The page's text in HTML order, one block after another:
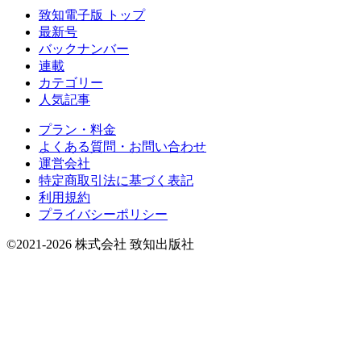
致知電子版 トップ
最新号
バックナンバー
連載
カテゴリー
人気記事
プラン・料金
よくある質問・お問い合わせ
運営会社
特定商取引法に基づく表記
利用規約
プライバシーポリシー
©2021-2026 株式会社 致知出版社